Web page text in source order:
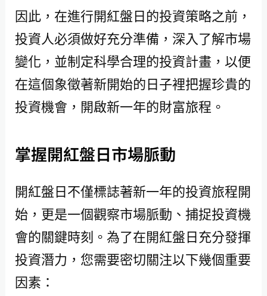
因此，在進行開紅盤日的投資策略之前，
投資人必須做好充分準備，深入了解市場
變化，並制定科學合理的投資計畫，以便
在這個象徵著新開始的日子裡把握珍貴的
投資機會，開啟新一年的財富旅程。
掌握開紅盤日市場脈動
開紅盤日不僅標誌著新一年的投資旅程開
始，更是一個觀察市場脈動、捕捉投資機
會的關鍵時刻。為了在開紅盤日充分發揮
投資潛力，您需要密切關注以下幾個重要
因素：